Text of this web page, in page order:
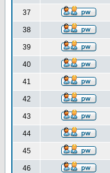
37
38
39
40
41
42
43
44
45
46